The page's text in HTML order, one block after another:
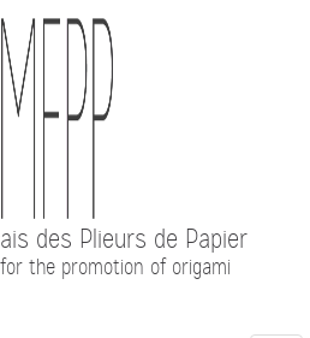
des Plieurs de Papier
the promotion of origami